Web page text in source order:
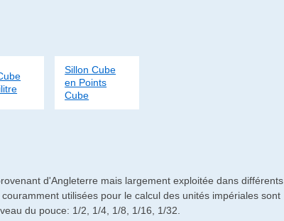
Sillon Cube
en Points
Cube
d'Angleterre mais largement exploitée dans différents
utilisées pour le calcul des unités impériales sont
du pouce: 1/2, 1/4, 1/8, 1/16, 1/32.